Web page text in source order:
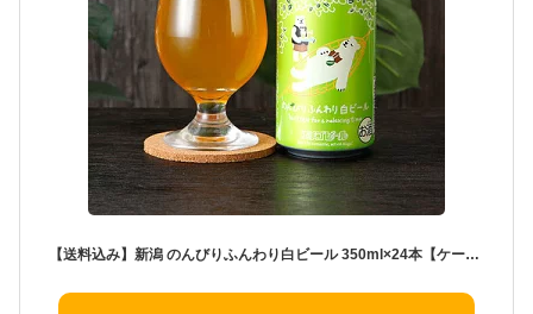
【送料込み】新潟 のんびりふんわり白ビール 350ml×24本【ケース販売】